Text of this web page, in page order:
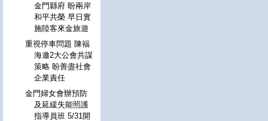
金門縣府 盼兩岸
和平共榮 早日實
施陸客來金旅遊
重視停車問題 陳福
海邀2大公會共謀
策略 盼善盡社會
企業責任
金門婦女會辦預防
及延緩失能照護
指導員班 5/31開